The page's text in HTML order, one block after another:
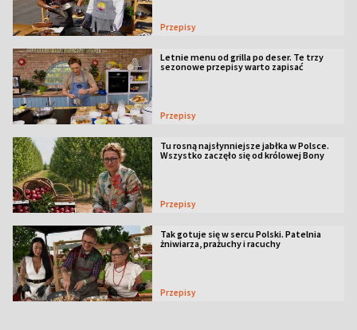
Przepisy
Letnie menu od grilla po deser. Te trzy
sezonowe przepisy warto zapisać
Przepisy
Tu rosną najsłynniejsze jabłka w Polsce.
Wszystko zaczęło się od królowej Bony
Przepisy
Tak gotuje się w sercu Polski. Patelnia
żniwiarza, prażuchy i racuchy
Przepisy